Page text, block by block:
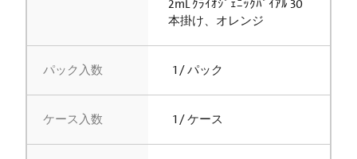
2mL ｸﾗｲｵｼﾞｪﾆｯｸﾊﾞｲｱﾙ 30
本掛け、オレンジ
パック入数 1 / パック
ケース入数 1 / ケース